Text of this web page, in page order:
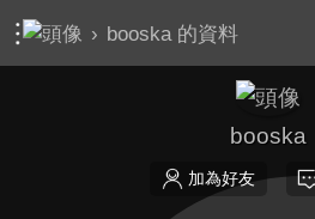
› booska 的資料
booska
加為好友